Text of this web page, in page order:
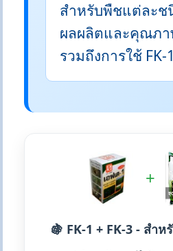
สำหรับพืชแต่ละช
ผลผลิตและคุณภ
รวมถึงการใช้
+
🍇 FK-1 + FK-3 - สำ